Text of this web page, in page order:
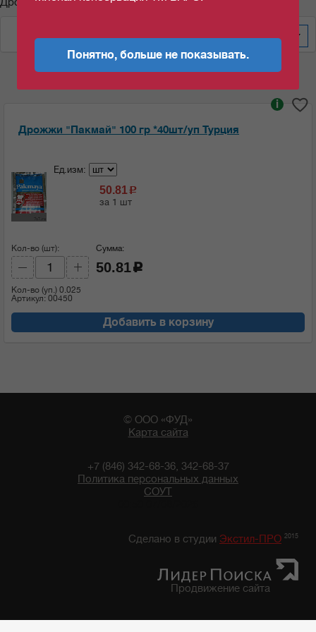
Дрожжи "Пакмай" 100 гр *40шт/уп Турция
i
Ед.изм:
50.81c
за 1 шт
Кол-во (шт):
Кол-во (уп.) 0.025
Артикул: 00450
Сумма:
50.81 c
Добавить в корзину
© ООО «ФУД»
Карта сайта
+7 (846) 342-68-36, 342-68-37
Политика персональных данных
СОУТ
Сделано в студии Экстил-ПРО 2015
Продвижение сайта
Понятно, больше не показывать.